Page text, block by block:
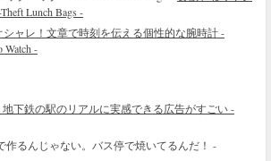
Lunch Bags -
シャレ！文章で時刻を伝える個性的な腕時計 -
Watch -
下鉄の駅のリアルに実感できる広告がすごい -